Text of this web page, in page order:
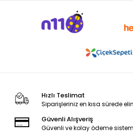
Hızlı Teslimat
Siparişleriniz en kısa sürede
Güvenli Alışveriş
Güvenli ve kolay ödeme